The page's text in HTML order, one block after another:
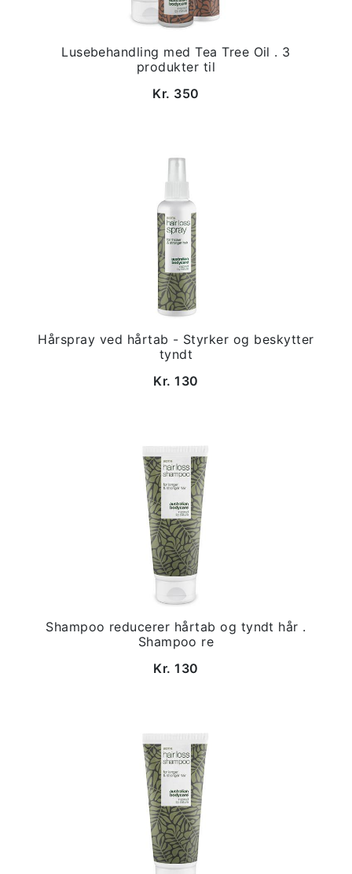
Lusebehandling med Tea Tree Oil . 3
produkter til
Kr. 350
Hårspray ved hårtab - Styrker og beskytter
tyndt
Kr. 130
Shampoo reducerer hårtab og tyndt hår .
Shampoo re
Kr. 130